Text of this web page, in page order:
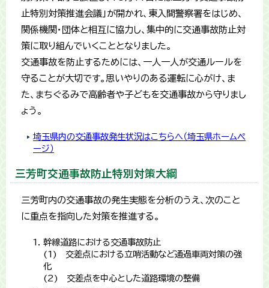
止特別対策推進会議」が開かれ、東入間警察署をはじめ、
関係機関・団体と相互に協力し、集中的に交通事故防止対
策に取り組んでいくこととなりました。
交通事故を防止するためには、一人一人が交通ルールを
守ることが大切です。思いやりのある運転に心がけ、ま
た、まちぐるみで高齢者や子どもを交通事故から守りまし
ょう。
埼玉県内の交通事故発生状況はこちらへ（埼玉県ホームペ
ージ）
三芳町交通事故防止特別対策大綱
三芳町内の交通事故の発生実態を分析のうえ、次のこと
に重点を指向した対策を推進する。
幹線道路における交通事故防止
(1) 交差点における立哨活動など通過車両対策の強
化
(2) 交差点を中心とした道路環境の整備